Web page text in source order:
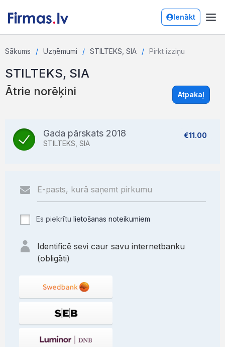
Ienākt
Sākums Uzņēmumi STILTEKS, SIA Pirkt izziņu
STILTEKS, SIA
Ātrie norēķini Atpakaļ
Gada pārskats 2018
STILTEKS, SIA
€11.00
Es piekrītu lietošanas noteikumiem
Identificē sevi caur savu internetbanku
(obligāti)